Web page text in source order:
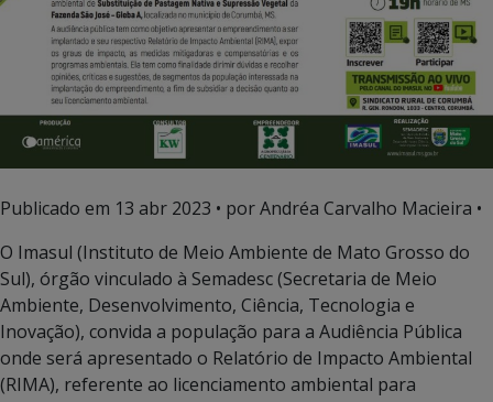
Publicado em 13 abr 2023 • por Andréa Carvalho Macieira •
O Imasul (Instituto de Meio Ambiente de Mato Grosso do
Sul), órgão vinculado à Semadesc (Secretaria de Meio
Ambiente, Desenvolvimento, Ciência, Tecnologia e
Inovação), convida a população para a Audiência Pública
onde será apresentado o Relatório de Impacto Ambiental
(RIMA), referente ao licenciamento ambiental para